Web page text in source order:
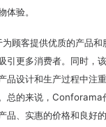
体验。
顾客提供优质的产品和
引更多消费者。同时，
品设计和生产过程中注
总的来说，Conforama
品、实惠的价格和良好